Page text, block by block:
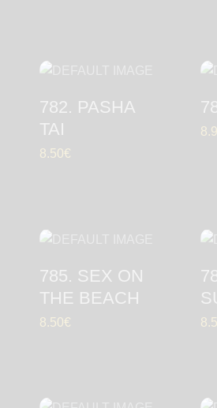
782. PASHA
TAI
8.50€
785. SEX ON
THE BEACH
8.50€